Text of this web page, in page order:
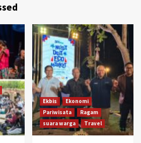
Ekbis
Ekonomi
Pariwisata
Ragam
suara warga
Travel